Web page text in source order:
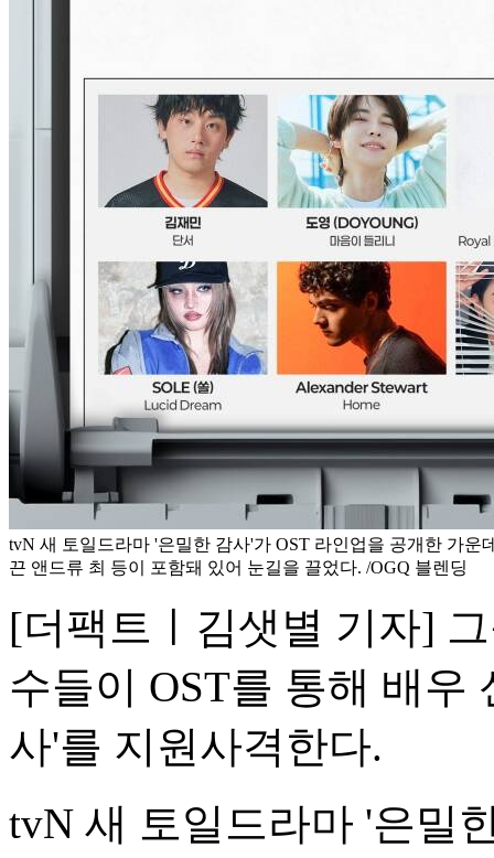
tvN 새 토일드라마 '은밀한 감사'가 OST 라인업을 공개한 가운
끈 앤드류 최 등이 포함돼 있어 눈길을 끌었다. /OGQ 블렌딩
[더팩트ㅣ김샛별 기자]
수들이 OST를 통해 배우
사'를 지원사격한다.
tvN 새 토일드라마 '은밀